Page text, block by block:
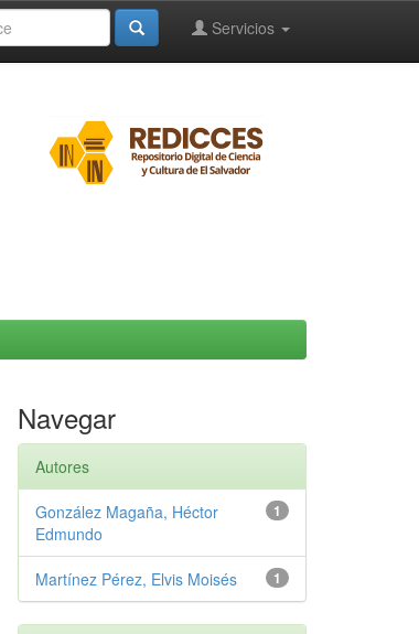
Servicios
Navegar
Autores
1
González Magaña, Héctor
Edmundo
1
Martínez Pérez, Elvis Moisés